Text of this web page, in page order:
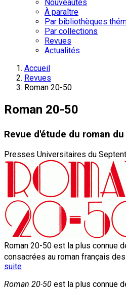
Nouveautés
À paraître
Par bibliothèques
Par collections
Revues
Actualités
Accueil
Revues
Roman 20-50
Roman 20-50
Revue d'étude du roman du
Presses Universitaires du
Roman 20-50 est la plus connue
consacrées au roman français
suite
Roman 20-50 est la plus connue